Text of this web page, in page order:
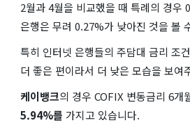
2월과 4월을 비교했을 때 특례의 경우
은행은 무려 0.27%가 낮아진 것을 볼
특히 인터넷 은행들의 주담대 금리 조
더 좋은 편이라서 더 낮은 모습을 보여
케이뱅크의 경우 COFIX 변동금리 6개
5.94%를 가지고 있습니다.